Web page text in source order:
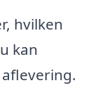
hvilken
kan